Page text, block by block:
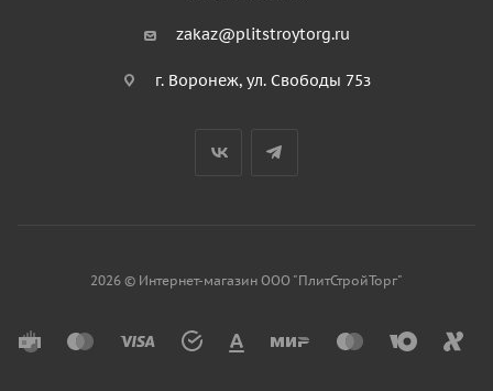
zakaz@plitstroytorg.ru
г. Воронеж, ул. Свободы 75з
2026 © Интернет-магазин ООО "ПлитСтройТорг"